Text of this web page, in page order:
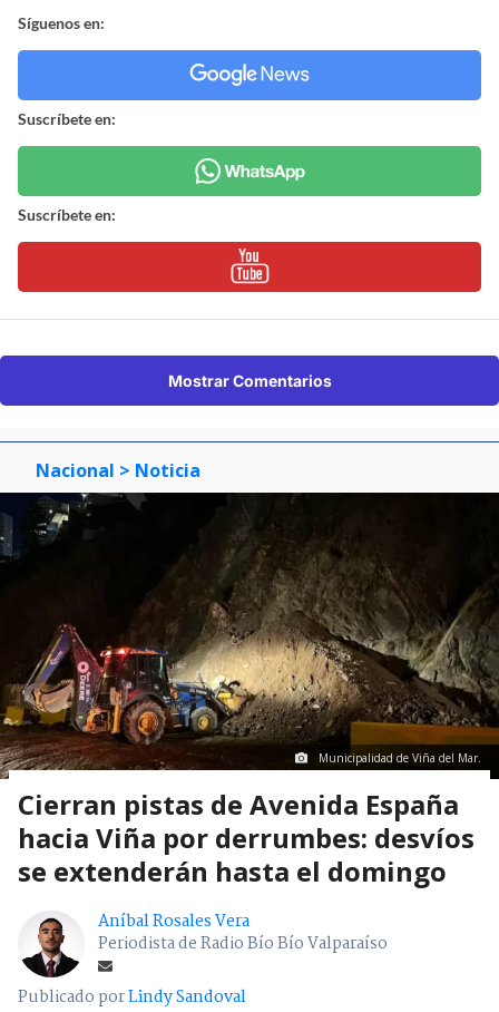
Síguenos en:
Suscríbete en:
Suscríbete en:
Mostrar Comentarios
Nacional > Noticia
Municipalidad de Viña del Mar.
Cierran pistas de Avenida España
hacia Viña por derrumbes: desvíos
se extenderán hasta el domingo
Aníbal Rosales Vera
Periodista de Radio Bío Bío Valparaíso
Publicado porLindy Sandoval